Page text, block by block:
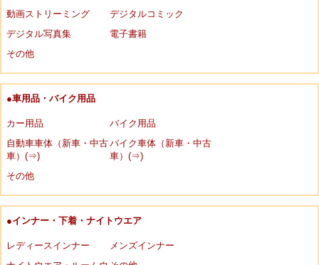
動画ストリーミング
デジタルコミック
デジタル写真集
電子書籍
その他
●車用品・バイク用品
カー用品
バイク用品
自動車車体（新車・中古
車）(⇒)
バイク車体（新車・中古
車）(⇒)
その他
●インナー・下着・ナイトウエア
レディースインナー
メンズインナー